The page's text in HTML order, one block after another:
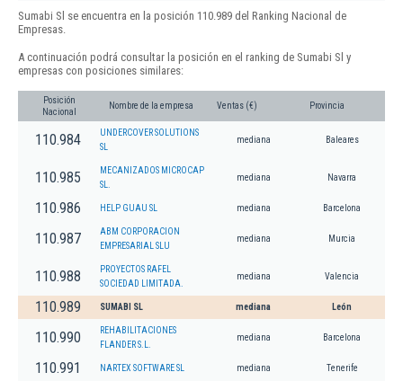
Sumabi Sl se encuentra en la posición 110.989 del Ranking Nacional de
Empresas.
A continuación podrá consultar la posición en el ranking de Sumabi Sl y
empresas con posiciones similares:
Posición
Nacional
Nombre de la empresa Ventas (€) Provincia
110.984
UNDERCOVER SOLUTIONS
SL
mediana Baleares
110.985
MECANIZADOS MICROCAP
SL.
mediana Navarra
110.986 HELP GUAU SL mediana Barcelona
110.987
ABM CORPORACION
EMPRESARIAL SLU
mediana Murcia
110.988
PROYECTOS RAFEL
SOCIEDAD LIMITADA.
mediana Valencia
110.989 SUMABI SL mediana León
110.990
REHABILITACIONES
FLANDER S.L.
mediana Barcelona
110.991 NARTEX SOFTWARE SL mediana Tenerife